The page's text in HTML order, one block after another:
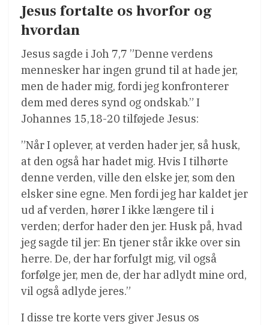
Jesus fortalte os hvorfor og
hvordan
Jesus sagde i Joh 7,7 ”Denne verdens
mennesker har ingen grund til at hade jer,
men de hader mig, fordi jeg konfronterer
dem med deres synd og ondskab.” I
Johannes 15,18-20 tilføjede Jesus:
”Når I oplever, at verden hader jer, så husk,
at den også har hadet mig. Hvis I tilhørte
denne verden, ville den elske jer, som den
elsker sine egne. Men fordi jeg har kaldet jer
ud af verden, hører I ikke længere til i
verden; derfor hader den jer. Husk på, hvad
jeg sagde til jer: En tjener står ikke over sin
herre. De, der har forfulgt mig, vil også
forfølge jer, men de, der har adlydt mine ord,
vil også adlyde jeres.”
I disse tre korte vers giver Jesus os